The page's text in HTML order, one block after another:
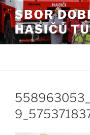
Přejít
obsahu
webu
SBOR
HASIČŮ